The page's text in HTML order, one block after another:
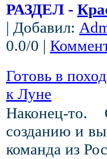
РАЗДЕЛ -
| Добавил:
0.0/0 |
Готовь в
к Луне
Наконец-то.
созданию и
команда из